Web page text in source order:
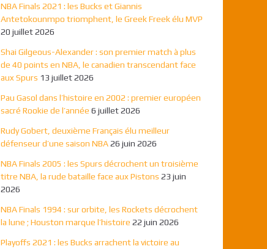
NBA Finals 2021 : les Bucks et Giannis
Antetokounmpo triomphent, le Greek Freek élu MVP
20 juillet 2026
Shai Gilgeous-Alexander : son premier match à plus
de 40 points en NBA, le canadien transcendant face
aux Spurs 13 juillet 2026
Pau Gasol dans l’histoire en 2002 : premier européen
sacré Rookie de l’année 6 juillet 2026
Rudy Gobert, deuxième Français élu meilleur
défenseur d’une saison NBA26 juin 2026
NBA Finals 2005 : les Spurs décrochent un troisième
titre NBA, la rude bataille face aux Pistons 23 juin
2026
NBA Finals 1994 : sur orbite, les Rockets décrochent
la lune ; Houston marque l’histoire 22 juin 2026
Playoffs 2021 : les Bucks arrachent la victoire au